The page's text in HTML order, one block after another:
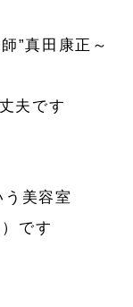
”真田康正～
夫です
美容室
です